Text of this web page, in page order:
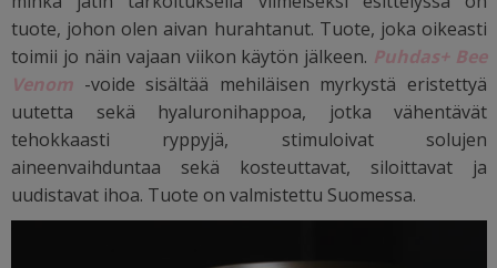
tuote, johon olen aivan hurahtanut. Tuote, joka oikeasti
toimii jo näin vajaan viikon käytön jälkeen. Puhdas+ Bee
Venom -voide sisältää mehiläisen myrkystä eristettyä
uutetta sekä hyaluronihappoa, jotka vähentävät
tehokkaasti ryppyjä, stimuloivat solujen
aineenvaihduntaa sekä kosteuttavat, siloittavat ja
uudistavat ihoa. Tuote on valmistettu Suomessa.